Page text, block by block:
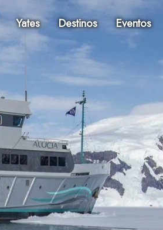
Yates Destinos Eventos